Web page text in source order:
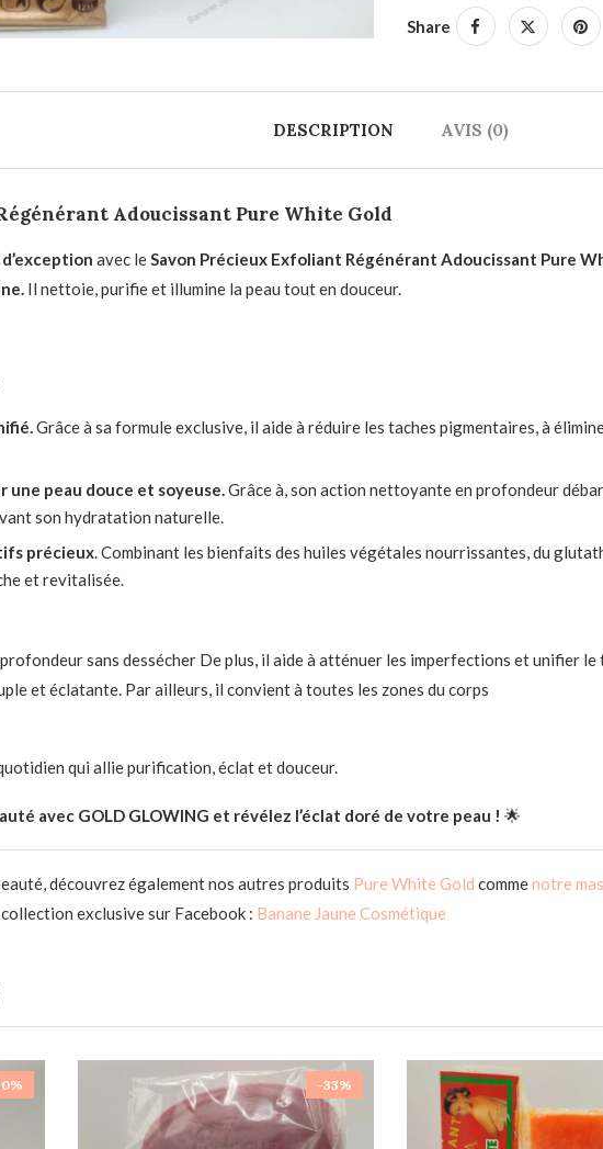
Share
DESCRIPTION AVIS (0)
Adoucissant Pure White Gold
avec leSavon Précieux Exfoliant Régénérant Adoucissant Pure
Il nettoie, purifie et illumine la peau tout en douceur.
Grâce à sa formule exclusive, il aide à réduire les taches pigmentaires, à
une peau douce et soyeuse.Grâce à, son action nettoyante en profondeur
son hydratation naturelle.
précieux. Combinant les bienfaits des huiles végétales nourrissantes, du
et revitalisée.
sans dessécher De plus, il aide à atténuer les imperfections et unifier
et éclatante. Par ailleurs, il convient à toutes les zones du corps
qui allie purification, éclat et douceur.
avec GOLD GLOWING et révélez l’éclat doré de votre peau ! 🌟
découvrez également nos autres produits Pure White Gold commenotre
exclusive sur Facebook : Banane Jaune Cosmétique
-33%